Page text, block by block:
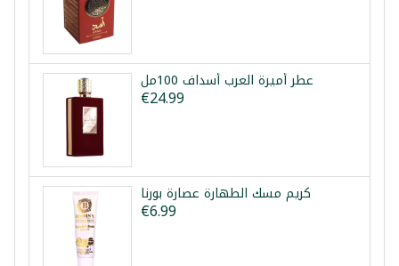
عطر أميرة العرب أسداف 100مل
€24.99
كريم مسك الطهارة عصارة بورنا
€6.99